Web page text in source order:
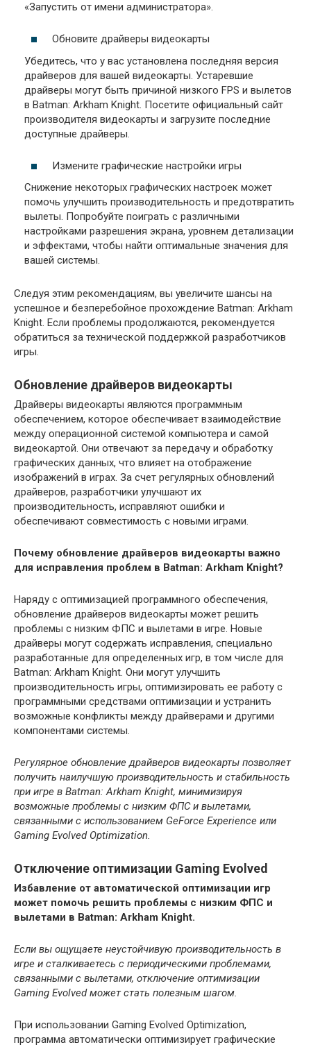
«Запустить от имени администратора».
Обновите драйверы видеокарты
Убедитесь, что у вас установлена последняя версия
драйверов для вашей видеокарты. Устаревшие
драйверы могут быть причиной низкого FPS и вылетов
в Batman: Arkham Knight. Посетите официальный сайт
производителя видеокарты и загрузите последние
доступные драйверы.
Измените графические настройки игры
Снижение некоторых графических настроек может
помочь улучшить производительность и предотвратить
вылеты. Попробуйте поиграть с различными
настройками разрешения экрана, уровнем детализации
и эффектами, чтобы найти оптимальные значения для
вашей системы.
Следуя этим рекомендациям, вы увеличите шансы на
успешное и безперебойное прохождение Batman: Arkham
Knight. Если проблемы продолжаются, рекомендуется
обратиться за технической поддержкой разработчиков
игры.
Обновление драйверов видеокарты
Драйверы видеокарты являются программным
обеспечением, которое обеспечивает взаимодействие
между операционной системой компьютера и самой
видеокартой. Они отвечают за передачу и обработку
графических данных, что влияет на отображение
изображений в играх. За счет регулярных обновлений
драйверов, разработчики улучшают их
производительность, исправляют ошибки и
обеспечивают совместимость с новыми играми.
Почему обновление драйверов видеокарты важно
для исправления проблем в Batman: Arkham Knight?
Наряду с оптимизацией программного обеспечения,
обновление драйверов видеокарты может решить
проблемы с низким ФПС и вылетами в игре. Новые
драйверы могут содержать исправления, специально
разработанные для определенных игр, в том числе для
Batman: Arkham Knight. Они могут улучшить
производительность игры, оптимизировать ее работу с
программными средствами оптимизации и устранить
возможные конфликты между драйверами и другими
компонентами системы.
Регулярное обновление драйверов видеокарты позволяет
получить наилучшую производительность и стабильность
при игре в Batman: Arkham Knight, минимизируя
возможные проблемы с низким ФПС и вылетами,
связанными с использованием GeForce Experience или
Gaming Evolved Optimization.
Отключение оптимизации Gaming Evolved
Избавление от автоматической оптимизации игр
может помочь решить проблемы с низким ФПС и
вылетами в Batman: Arkham Knight.
Если вы ощущаете неустойчивую производительность в
игре и сталкиваетесь с периодическими проблемами,
связанными с вылетами, отключение оптимизации
Gaming Evolved может стать полезным шагом.
При использовании Gaming Evolved Optimization,
программа автоматически оптимизирует графические